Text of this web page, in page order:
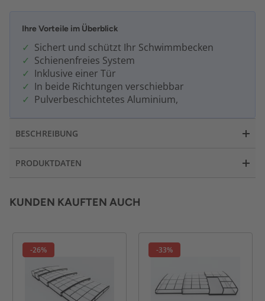
Ihre Vorteile im Überblick
Sichert und schützt Ihr Schwimmbecken
Schienenfreies System
Inklusive einer Tür
In beide Richtungen verschiebbar
Pulverbeschichtetes Aluminium,
BESCHREIBUNG
PRODUKTDATEN
KUNDEN KAUFTEN AUCH
-26% -33%